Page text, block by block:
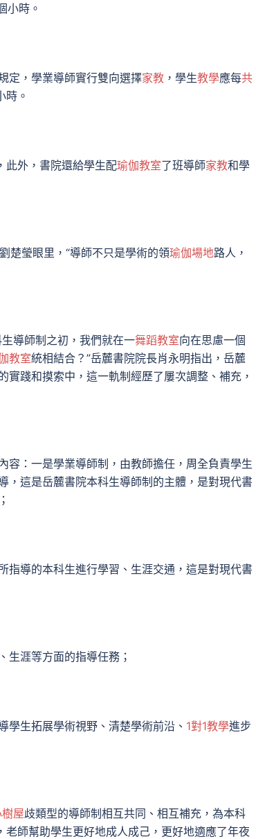
小時。
定，學業導師實行雙向選擇家教 ，學生教學應每共
時。
此外，書院還給學生配瑜伽教室了班導師家教和學
楚瑩眼里，“導師不只是學術的領瑜伽場地路人，
導師制之初，我們就在一舞蹈教室向在思慮一個
教室統相結合？”岳麓書院院長肖永明指出，岳麓
實踐和摸索中，這一軌制經歷了屢次調整、補充，
容：一是學業導師制，由教師擔任，周全負責學生
，這是岳麓書院本科生導師制的主體，是對現代書
指導的本科生進行學習、生涯交通，這是對現代書
生涯等方面的指導任務；
學生拓展學術視野、清楚學術前沿、 1對1教學進步
屋歧類型的導師制相互共同、相互補充，為本科
老師幫助學生更好地成人成己，更好地適應了年夜